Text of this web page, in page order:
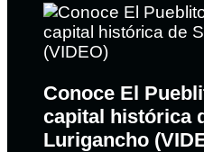
Conoce El
capital histórica
Lurigancho